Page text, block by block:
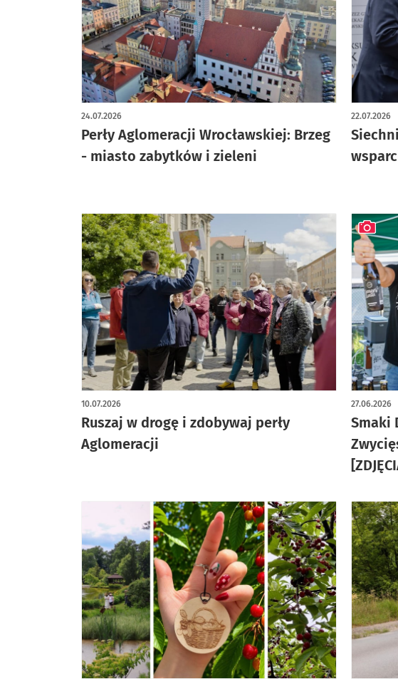
Perły Aglomeracji Wrocławskiej: Brzeg
- miasto zabytków i zieleni
24.07.2026
artykuł z galerią zdjęć 22.07.2026
Ruszaj w drogę i zdobywaj perły
Aglomeracji
10.07.2026
Smaki
27.06.2026
artykuł z